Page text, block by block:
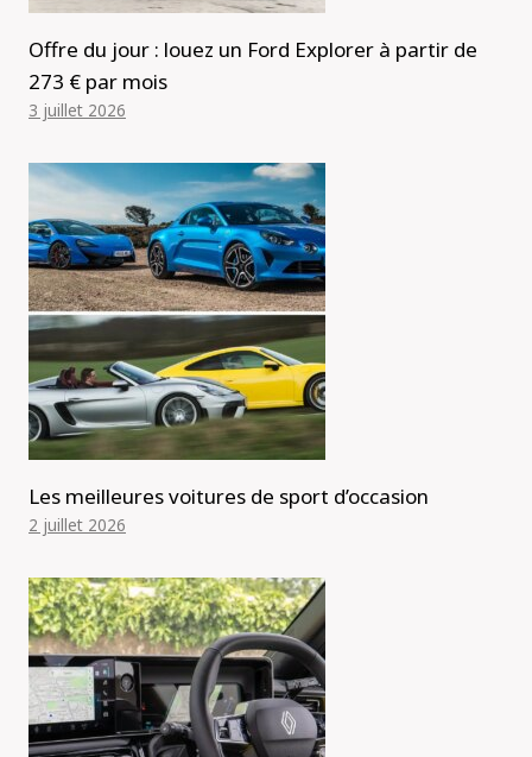
Offre du jour : louez un Ford Explorer à partir de
273 € par mois
3 juillet 2026
Les meilleures voitures de sport d’occasion
2 juillet 2026